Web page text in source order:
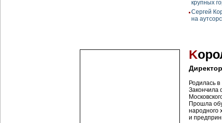
крупных
Сергей
на
K
Родилась
Закончила
Прошла
народного
и